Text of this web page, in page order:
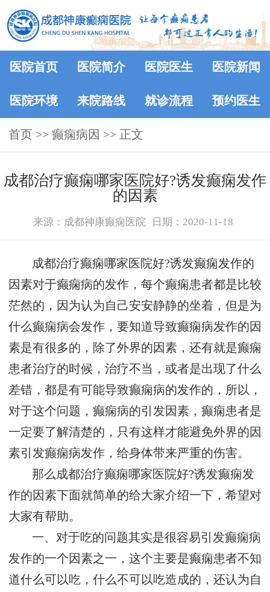
医院首页 医院简介 医院医生 医院新闻
医院环境 来院路线 就诊流程 预约医生
首页 >> 癫痫病因 >> 正文
成都治疗癫痫哪家医院好?诱发癫痫发作
的因素
来源：成都神康癫痫医院 日期：2020-11-18
成都治疗癫痫哪家医院好?诱发癫痫发作的
因素对于癫痫病的发作，每个癫痫患者都是比较
茫然的，因为认为自己安安静静的坐着，但是为
什么癫痫病会发作，要知道导致癫痫病发作的因
素是有很多的，除了外界的因素，还有就是癫痫
患者治疗的时候，治疗不当，或者是出现了什么
差错，都是有可能导致癫痫病的发作的，所以，
对于这个问题，癫痫病的引发因素，癫痫患者是
一定要了解清楚的，只有这样才能避免外界的因
素引发癫痫病发作，给身体带来严重的伤害。
那么成都治疗癫痫哪家医院好?诱发癫痫发
作的因素下面就简单的给大家介绍一下，希望对
大家有帮助。
一、对于吃的问题其实是很容易引发癫痫病
发作的一个因素之一，这个主要是癫痫患者不知
道什么可以吃，什么不可以吃造成的，还认为自